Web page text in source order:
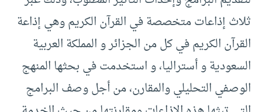
ثلاث إذاعات متخصصة في القرآن الكريم وهي إذاعة
القرآن الكريم في كل من الجزائر و المملكة العربية
السعودية و أستراليا، و استخدمت في بحثها المنهج
الوصفي التحليلي والمقارن، من أجل وصف البرامج